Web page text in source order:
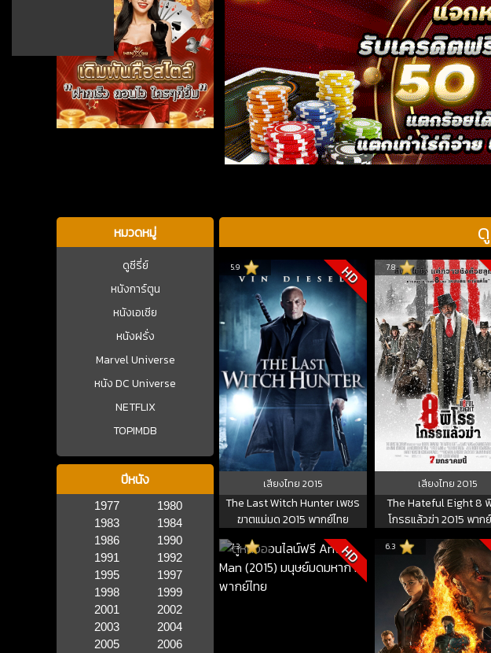
หมวดหมู่
ดูซีรี่ย์
หนังการ์ตูน
หนังเอเชีย
หนังฝรั่ง
Marvel Universe
หนัง DC Universe
NETFLIX
TOPIMDB
ปีหนัง
1977
1980
1983
1984
1986
1990
1991
1992
1995
1997
1998
1999
2001
2002
2003
2004
2005
2006
5.9 HD
เสียงไทย 2015
The Last Witch Hunter เพชร
ฆาตแม่มด 2015 พากย์ไทย
7.8
เสียงไทย2015
The Hateful Eight 8
โกรธแล้วฆ่า 2015 พาก
7.3 HD 6.3